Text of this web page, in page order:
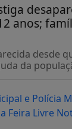
anos;
desde
da